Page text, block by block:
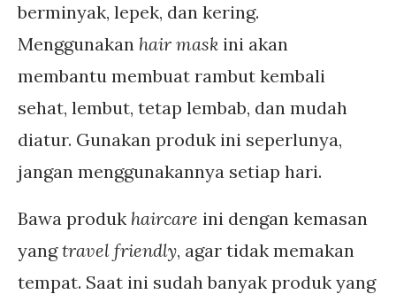
berminyak, lepek, dan kering.
Menggunakan hair mask ini akan
membantu membuat rambut kembali
sehat, lembut, tetap lembab, dan mudah
diatur. Gunakan produk ini seperlunya,
jangan menggunakannya setiap hari.
Bawa produk haircare ini dengan kemasan
yangtravel friendly, agar tidak memakan
tempat. Saat ini sudah banyak produk yang